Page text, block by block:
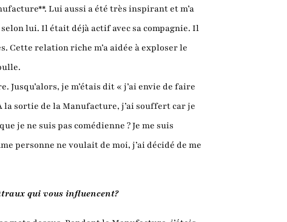
Lui aussi a été très inspirant et m’a
lui. Il était déjà actif avec sa compagnie. Il
Cette relation riche m’a aidée à exploser le
je m’étais dit « j’ai envie de faire
sortie de la Manufacture, j’ai souffert car je
je ne suis pas comédienne ? Je me suis
personne ne voulait de moi, j’ai décidé de me
qui vous influencent?